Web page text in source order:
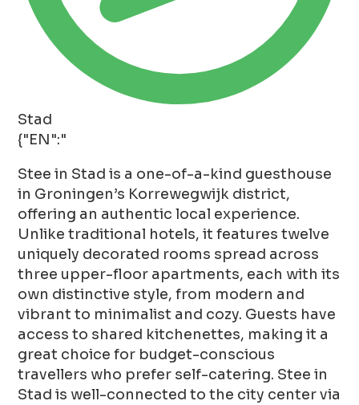
Stad
{"EN":"
Stee in Stad is a one-of-a-kind guesthouse
in Groningen’s Korrewegwijk district,
offering an authentic local experience.
Unlike traditional hotels, it features twelve
uniquely decorated rooms spread across
three upper-floor apartments, each with its
own distinctive style, from modern and
vibrant to minimalist and cozy. Guests have
access to shared kitchenettes, making it a
great choice for budget-conscious
travellers who prefer self-catering. Stee in
Stad is well-connected to the city center via